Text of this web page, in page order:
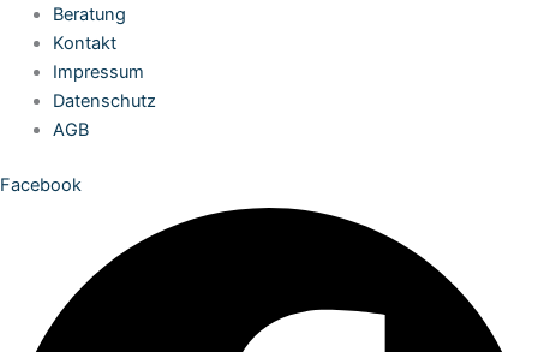
Zum
Inhalt
springen
Beratung
Kontakt
Impressum
Datenschutz
AGB
Facebook